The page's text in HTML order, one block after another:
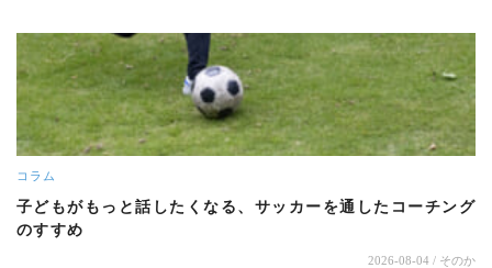
コラム
子どもがもっと話したくなる、サッカーを通したコーチング
のすすめ
2026-08-04 / そのか